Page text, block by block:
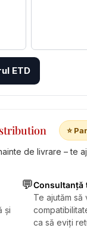
ETD
⭐
de livrare – te
și
💬Consultanță
Te ajutăm să
ca să eviți